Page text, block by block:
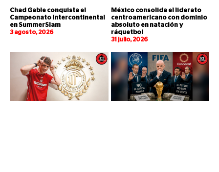
Chad Gable conquista el
Campeonato Intercontinental
en SummerSlam
3 agosto, 2026
México consolida el liderato
centroamericano con dominio
absoluto en natación y
ráquetbol
31 julio, 2026